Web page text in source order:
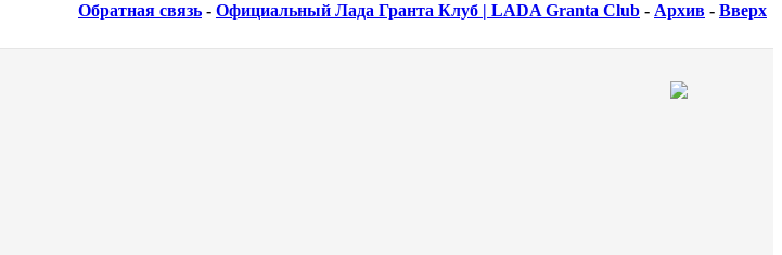
Обратная связь - Официальный Лада Гранта Клуб | LADA Granta Club - Архив - Вверх